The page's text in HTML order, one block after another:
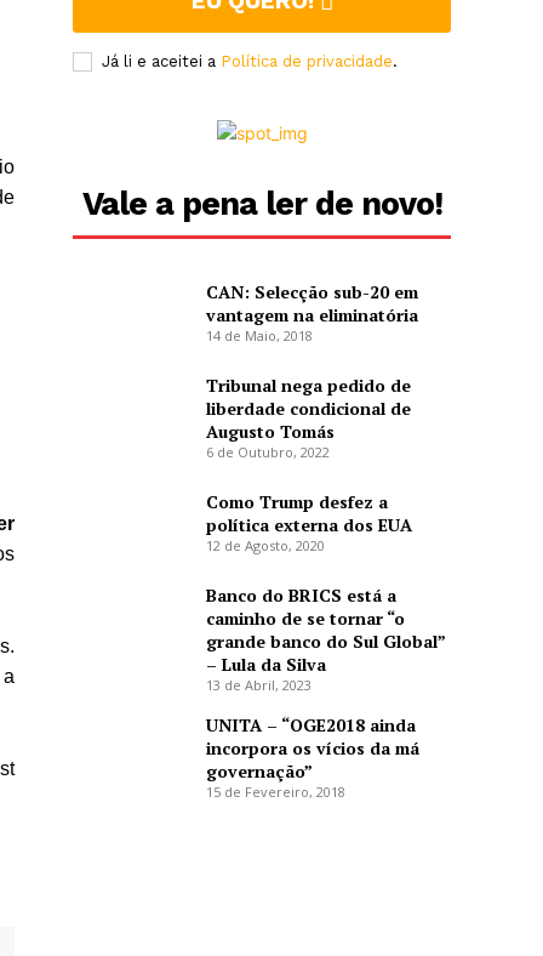
Já li e aceitei a Política de privacidade.
Vale a pena ler de novo!
CAN: Selecção sub-20 em
vantagem na eliminatória
14 de Maio, 2018
Tribunal nega pedido de
liberdade condicional de
Augusto Tomás
6 de Outubro, 2022
Como Trump desfez a
política externa dos EUA
12 de Agosto, 2020
Banco do BRICS está a
caminho de se tornar “o
grande banco do Sul Global”
– Lula da Silva
13 de Abril, 2023
UNITA – “OGE2018 ainda
incorpora os vícios da má
governação”
15 de Fevereiro, 2018